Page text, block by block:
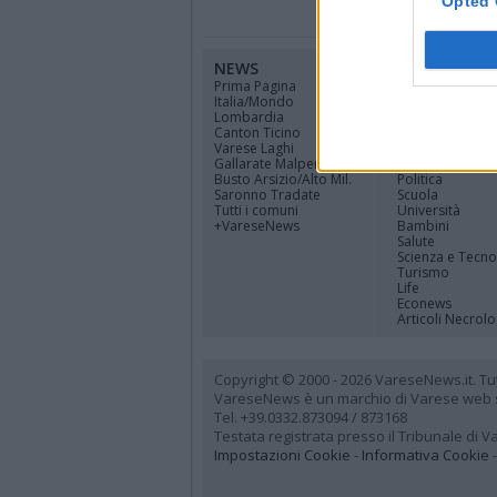
NEWS
Prima Pagina
Italia/Mondo
Lombardia
Canton Ticino
Varese Laghi
Gallarate Malpensa
Busto Arsizio/Alto Mil.
Saronno Tradate
Tutti i comuni
+VareseNews
CANALI
Cinema
Politica
Scuola
Università
Bambini
Salute
Scienza e
Turismo
Life
Econews
Articoli
Copyright © 2000 - 2026 VareseNews.it.
VareseNews è un marchio di Varese web
Tel. +39.0332.873094 / 873168
Testata registrata presso il Tribunale di
Impostazioni Cookie - Informativa Cookie -